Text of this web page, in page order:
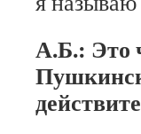
А.Б.: Это